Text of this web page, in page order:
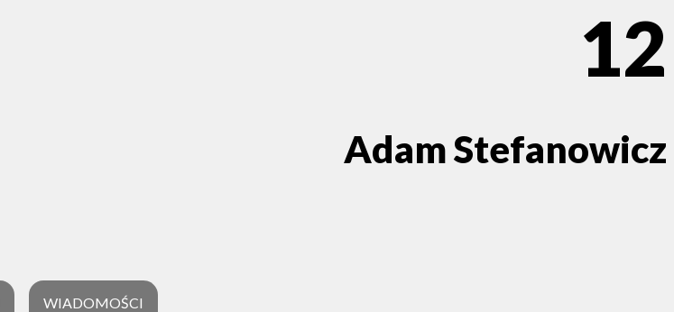
12
Adam Stefanowicz
WIADOMOŚCI